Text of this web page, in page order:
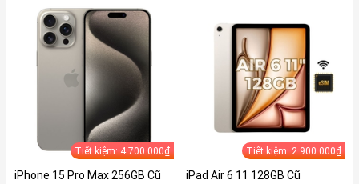
Tiết kiệm: 4.700.000₫
iPhone 15 Pro Max 256GB Cũ
Tiết kiệm: 2.900.000₫
iPad Air 6 11 128GB Cũ